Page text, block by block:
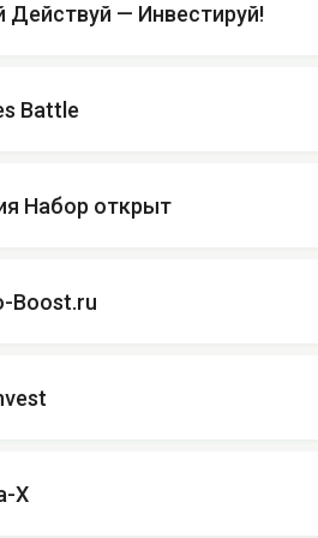
Действуй — Инвестируй!
Battle
Набор открыт
Boost.ru
X